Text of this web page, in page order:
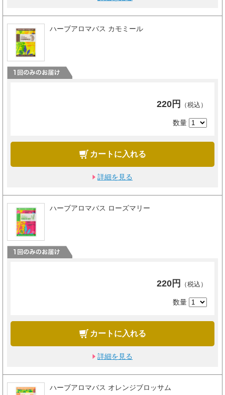
ハーブアロマバス カモミール
220円 （税込）
数量
カートに入れる
詳細を見る
ハーブアロマバス ローズマリー
220円 （税込）
数量
カートに入れる
詳細を見る
ハーブアロマバス オレンジブロッサム